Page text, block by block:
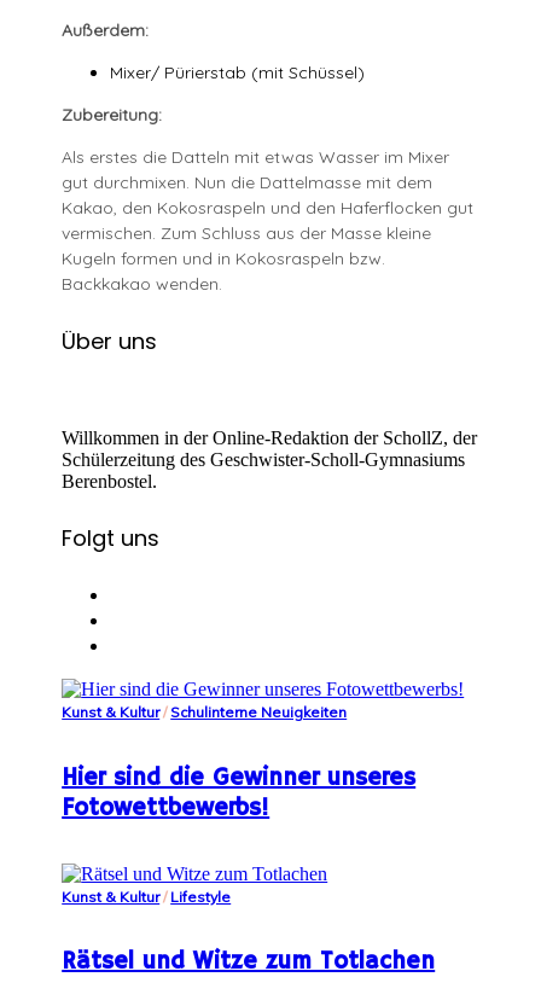
Außerdem:
Mixer/ Pürierstab (mit Schüssel)
Zubereitung:
Als erstes die Datteln mit etwas Wasser im Mixer
gut durchmixen. Nun die Dattelmasse mit dem
Kakao, den Kokosraspeln und den Haferflocken gut
vermischen. Zum Schluss aus der Masse kleine
Kugeln formen und in Kokosraspeln bzw.
Backkakao wenden.
Über uns
Willkommen in der Online-Redaktion der SchollZ, der
Schülerzeitung des Geschwister-Scholl-Gymnasiums
Berenbostel.
Folgt uns
Kunst & Kultur/ Schulinterne Neuigkeiten
Hier sind die Gewinner unseres
Fotowettbewerbs!
Kunst & Kultur/ Lifestyle
Rätsel und Witze zum Totlachen